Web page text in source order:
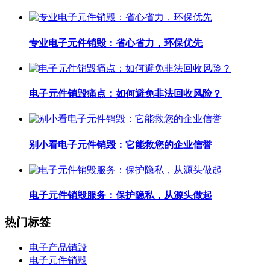
专业电子元件销毁：省心省力，环保优先
电子元件销毁痛点：如何避免非法回收风险？
别小看电子元件销毁：它能救您的企业信誉
电子元件销毁服务：保护隐私，从源头做起
热门标签
电子产品销毁
电子元件销毁